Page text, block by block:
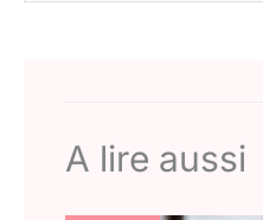
A lire aussi